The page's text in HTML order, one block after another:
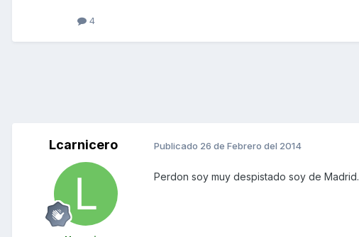
4
Lcarnicero Publicado 26 de Febrero del 2014
Perdon soy muy despistado soy de Madrid.